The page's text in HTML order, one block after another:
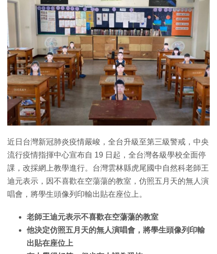
近日台灣新冠肺炎疫情嚴峻，全台升級至第三級警戒，中央
流行疫情指揮中心宣布自 19 日起，全台灣各級學校全面停
課，改採網上教學進行。台灣雲林縣虎尾國中自然科老師王
迪元表示，因不喜歡在空蕩蕩的教室，仿照五月天的無人演
唱會，將學生頭像列印輸出貼在座位上。
老師王迪元表示不喜歡在空蕩蕩的教室
他決定仿照五月天的無人演唱會，將學生頭像列印輸
出貼在座位上